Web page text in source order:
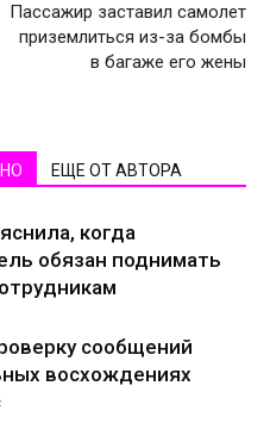
Пассажир заставил самолет
приземлиться из-за бомбы
в багаже его жены
ЕЩЕ ОТ АВТОРА
когда
обязан поднимать
сообщений
восхождениях